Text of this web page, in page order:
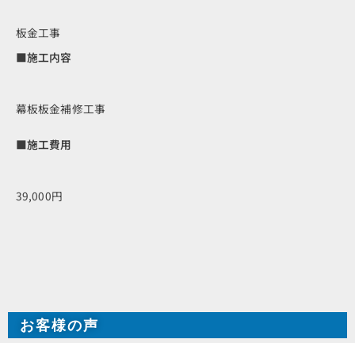
板金工事
■施工内容
幕板板金補修工事
■施工費用
39,000円
お客様の声